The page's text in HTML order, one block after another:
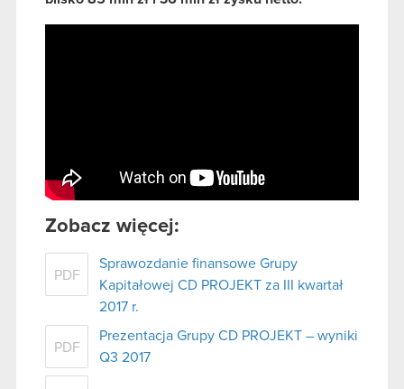
Zobacz więcej:
PDF
Sprawozdanie finansowe Grupy
Kapitałowej CD PROJEKT za III kwartał
2017 r.
PDF
Prezentacja Grupy CD PROJEKT – wyniki
Q3 2017